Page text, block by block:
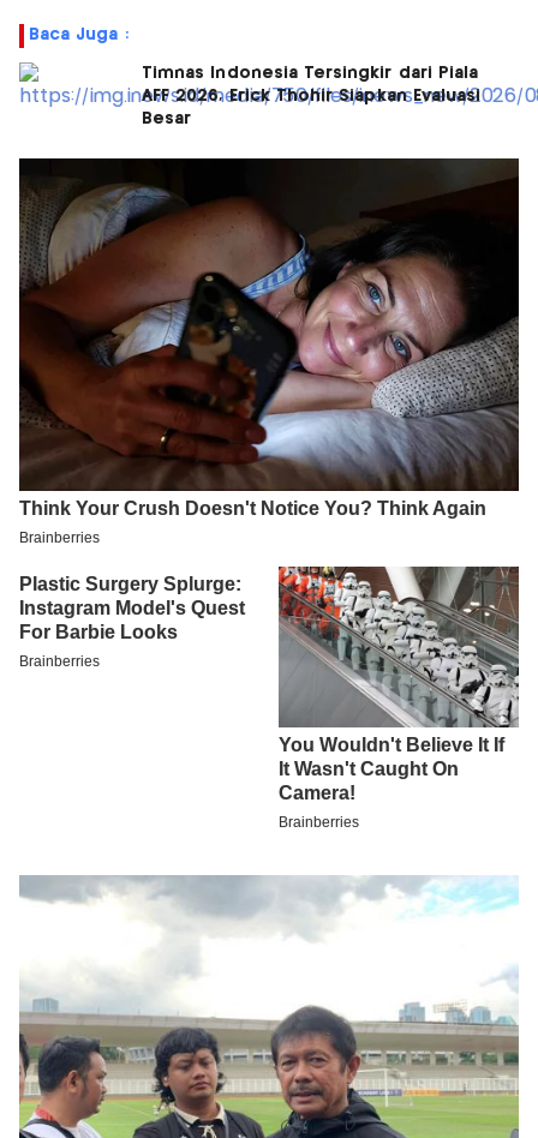
Baca Juga :
Timnas Indonesia Tersingkir dari Piala
AFF 2026, Erick Thohir Siapkan Evaluasi
Besar